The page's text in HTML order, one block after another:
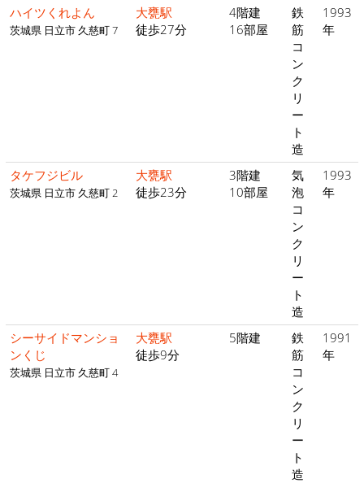
ハイツくれよん
茨城県 日立市 久慈町 7
大甕駅
徒歩27分
4階建
16部屋
鉄
筋
コ
ン
ク
リ
ー
ト
造
1993
年
タケフジビル
茨城県 日立市 久慈町 2
大甕駅
徒歩23分
3階建
10部屋
気
泡
コ
ン
ク
リ
ー
ト
造
1993
年
シーサイドマンショ
ンくじ
茨城県 日立市 久慈町 4
大甕駅
徒歩9分
5階建
鉄
筋
コ
ン
ク
リ
ー
ト
造
1991
年